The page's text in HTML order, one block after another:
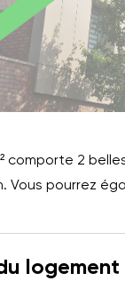
2
Vous pourrez
logement